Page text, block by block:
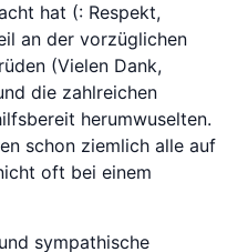
hat (: Respekt,
an der vorzüglichen
(Vielen Dank,
die zahlreichen
herumwuselten.
schon ziemlich alle auf
oft bei einem
sympathische